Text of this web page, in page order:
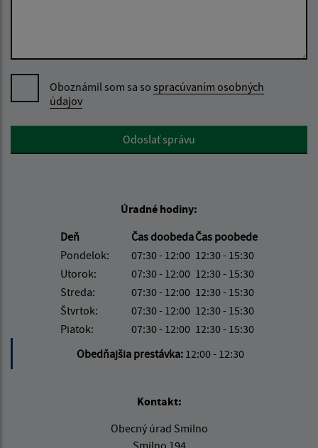
Oboznámil som sa so spracúvaním osobných
údajov
Google reCaptcha ResponseOdoslať správu
Úradné hodiny:
Deň
Čas doobedaČas poobede
Pondelok:
07:30 - 12:00 12:30 - 15:30
Utorok:
07:30 - 12:00 12:30 - 15:30
Streda:
07:30 - 12:00 12:30 - 15:30
Štvrtok:
07:30 - 12:00 12:30 - 15:30
Piatok:
07:30 - 12:00 12:30 - 15:30
Obedňajšia prestávka: 12:00 - 12:30
Kontakt:
Obecný úrad Smilno
Smilno 194